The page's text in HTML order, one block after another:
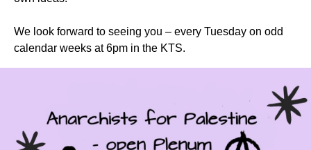
We look forward to seeing you – every Tuesday on odd
calendar weeks at 6pm in the KTS.